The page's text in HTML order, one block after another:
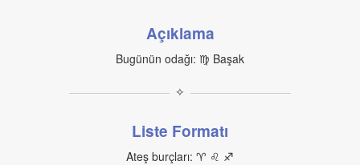
Açıklama
Bugünün odağı: ♍︎ Başak
✧
Liste Formatı
Ateş burçları: ♈︎ ♌︎ ♐︎